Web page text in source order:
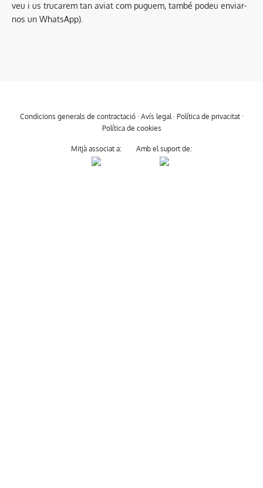
veu i us trucarem tan aviat com puguem, també podeu enviar-
nos un WhatsApp).
Condicions generals de contractació· Avís legal· Política de privacitat·
Política de cookies
Mitjà associat a: Amb el suport de: